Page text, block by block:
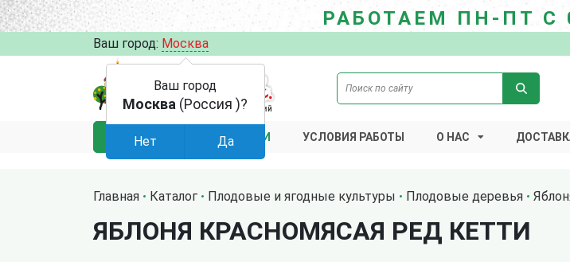
РАБОТАЕМ ПН-ПТ С
Ваш город: Москва
КАТАЛОГ АКЦИИ УСЛОВИЯ РАБОТЫ О НАС
Главная Каталог Плодовые и ягодные культуры Плодовые деревья
ЯБЛОНЯ КРАСНОМЯСАЯ РЕД КЕТТИ
Ваш город
Москва (Россия )?
Нет Да